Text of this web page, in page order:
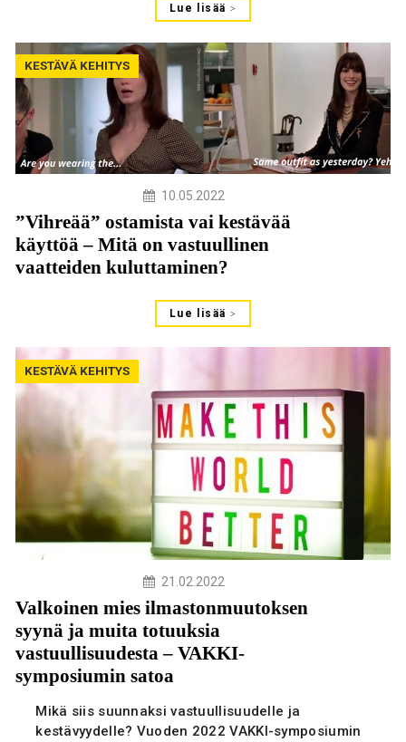
Lue lisää
KESTÄVÄ KEHITYS
10.05.2022
”Vihreää” ostamista vai kestävää
käyttöä – Mitä on vastuullinen
vaatteiden kuluttaminen?
Lue lisää
KESTÄVÄ KEHITYS
21.02.2022
Valkoinen mies ilmastonmuutoksen
syynä ja muita totuuksia
vastuullisuudesta – VAKKI-
symposiumin satoa
Mikä siis suunnaksi vastuullisuudelle ja
kestävyydelle? Vuoden 2022 VAKKI-symposiumin